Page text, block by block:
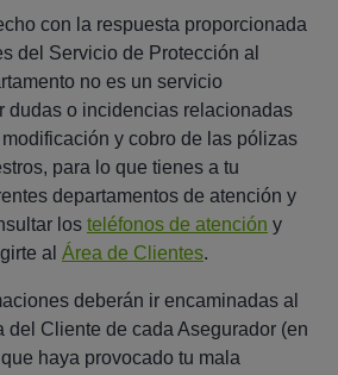
con la respuesta proporcionada
del Servicio de Protección al
no es un servicio
dudas o incidencias relacionadas
y cobro de las pólizas
para lo que tienes a tu
departamentos de atención y
los teléfonos de atención y
al Área de Clientes.
deberán ir encaminadas al
del Cliente de cada Asegurador (en
haya provocado tu mala